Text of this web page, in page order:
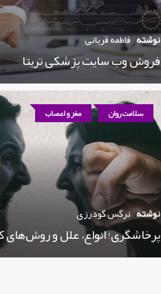
نوشته فاطمه قربانی
فروش وب سایت پزشکی تریتا
سلامت روان مغز و اعصاب
نوشته نرگس گودرزی
پرخاشگری؛ انواع، علل و روش‌های